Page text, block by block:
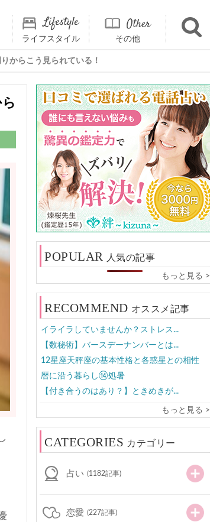
ライフスタイル その他
からこう見られている！
POPULAR 人気の記事
もっと見る >
RECOMMEND オススメ記事
イライラしていませんか？ストレス...
【数秘術】バースデーナンバーとは...
12星座天秤座の基本性格と各惑星との相性
暦に沿う暮らし⑭処暑
【付き合うのはあり？】ときめきが...
もっと見る >
CATEGORIES カテゴリー
占い (1182記事)
恋愛 (227記事)